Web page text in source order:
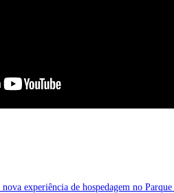
experiência de hospedagem no